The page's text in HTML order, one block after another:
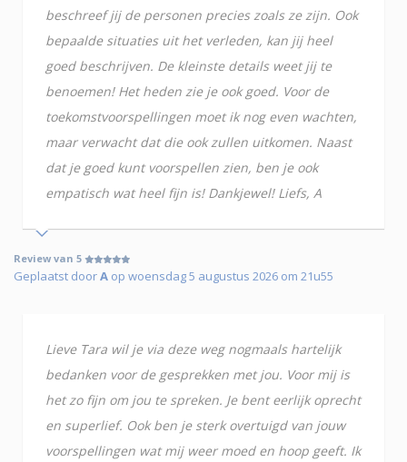
beschreef jij de personen precies zoals ze zijn. Ook
bepaalde situaties uit het verleden, kan jij heel
goed beschrijven. De kleinste details weet jij te
benoemen! Het heden zie je ook goed. Voor de
toekomstvoorspellingen moet ik nog even wachten,
maar verwacht dat die ook zullen uitkomen. Naast
dat je goed kunt voorspellen zien, ben je ook
empatisch wat heel fijn is! Dankjewel! Liefs, A
Review van 5
Geplaatst doorA op woensdag 5 augustus 2026 om 21u55
Lieve Tara wil je via deze weg nogmaals hartelijk
bedanken voor de gesprekken met jou. Voor mij is
het zo fijn om jou te spreken. Je bent eerlijk oprecht
en superlief. Ook ben je sterk overtuigd van jouw
voorspellingen wat mij weer moed en hoop geeft. Ik